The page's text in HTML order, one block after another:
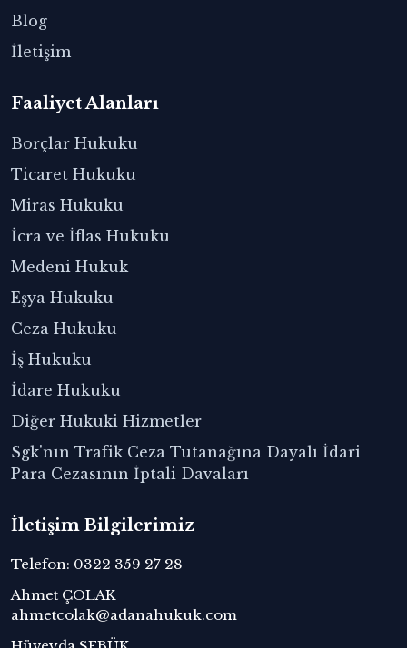
Blog
İletişim
Faaliyet Alanları
Borçlar Hukuku
Ticaret Hukuku
Miras Hukuku
İcra ve İflas Hukuku
Medeni Hukuk
Eşya Hukuku
Ceza Hukuku
İş Hukuku
İdare Hukuku
Diğer Hukuki Hizmetler
Sgk'nın Trafik Ceza Tutanağına Dayalı İdari
Para Cezasının İptali Davaları
İletişim Bilgilerimiz
Telefon: 0322 359 27 28
Ahmet ÇOLAK
ahmetcolak@adanahukuk.com